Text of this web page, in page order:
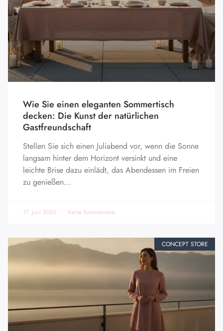
Wie Sie einen eleganten Sommertisch
decken: Die Kunst der natürlichen
Gastfreundschaft
Stellen Sie sich einen Juliabend vor, wenn die Sonne
langsam hinter dem Horizont versinkt und eine
leichte Brise dazu einlädt, das Abendessen im Freien
zu genießen…
17. Juni 2026 Keine Kommentare
CONCEPT STORE